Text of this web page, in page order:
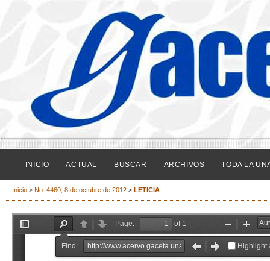
INICIO ACTUAL BUSCAR ARCHIVOS TODA LA
Inicio > No. 4460, 8 de octubre de 2012 > LETICIA